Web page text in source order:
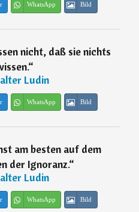
WhatsApp Bild
nicht, daß sie nichts
“
Ludin
WhatsApp Bild
am besten auf dem
der Ignoranz.“
Ludin
WhatsApp Bild